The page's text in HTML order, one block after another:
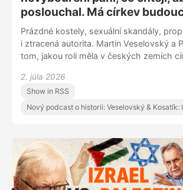
poslouchal. Má církev
Prázdné kostely, sexuální skandály,
i ztracená autorita. Martin Veselovský a
tom, jakou roli měla v českých zemích
jestli má instituce, která po staletí
dějiny, ještě šanci oslovit další generace.
2. júla 2026
Show in RSS
Nový podcast o historii: Veselovský &